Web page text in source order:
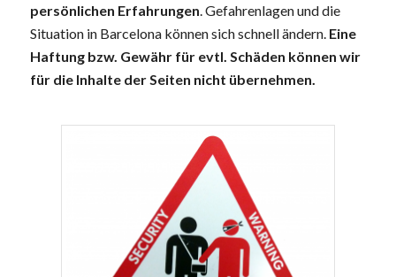
persönlichen Erfahrungen . Gefahrenlagen und die
Situation in Barcelona können sich schnell ändern. Eine
Haftung bzw. Gewähr für evtl. Schäden können wir
für die Inhalte der Seiten nicht übernehmen.